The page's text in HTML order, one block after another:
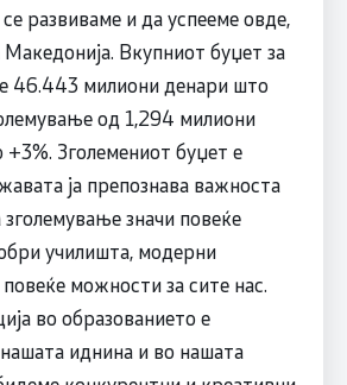
развиваме и да успееме овде,
Вкупниот буџет за
46.443 милиони денари што
од 1,294 милиони
Зголемениот буџет е
ја препознава важноста
значи повеќе
училишта, модерни
можности за сите нас.
во образованието е
иднина и во нашата